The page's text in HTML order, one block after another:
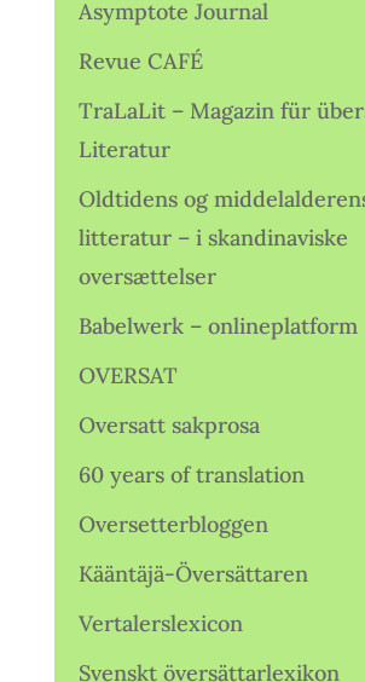
Asymptote Journal
Revue CAFÉ
TraLaLit – Magazin für
Literatur
Oldtidens og
litteratur – i skandinaviske
oversættelser
Babelwerk – onlineplatform
OVERSAT
Oversatt sakprosa
60 years of translation
Oversetterbloggen
Kääntäjä-Översättaren
Vertalerslexicon
Svenskt översättarlexikon